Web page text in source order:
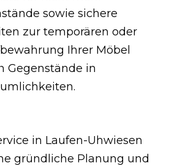
sowie sichere
zur temporären oder
Ihrer Möbel
Gegenstände in
in Laufen-Uhwiesen
gründliche Planung und